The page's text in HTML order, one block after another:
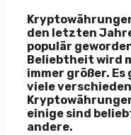
den letzten
populär
Beliebtheit wird
immer größer. Es
viele
einige sind
andere.